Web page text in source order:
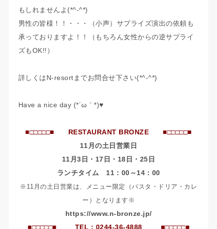
もしれませんよ(*^-^*)
男性の皆様！！・・・（小声）サプライズ演出の依頼も
承っておりますよ！！（もちろん女性からの逆サプライ
ズもOK!!）
詳しくはN-resortまでお問合せ下さい(*^-^*)
Have a nice day (*´ω｀*)♥
■□□□□□■ RESTAURANT BRONZE ■□□□□□■
11月の土日営業日
11月3日・17日・18日・25日
ランチタイム 11：00～14：00
※11月の土日営業は、メニュー限定（パスタ・ドリア・カレ
ー）となります※
https://www.n-bronze.jp/
■□□□□□■ TEL：0244-36-4888 ■□□□□□■